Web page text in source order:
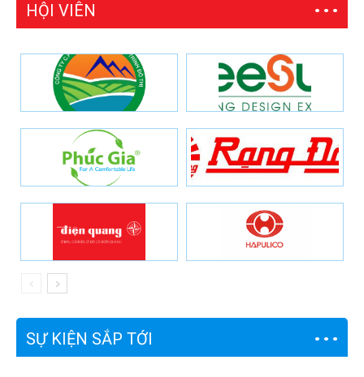
HỘI VIÊN
SỰ KIỆN SẮP TỚI